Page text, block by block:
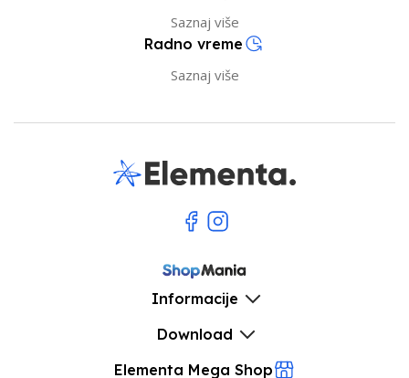
Saznaj više
Radno vreme
Saznaj više
Informacije
Download
Elementa Mega Shop